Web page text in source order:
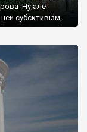
.Ну,але
субєктивізм,